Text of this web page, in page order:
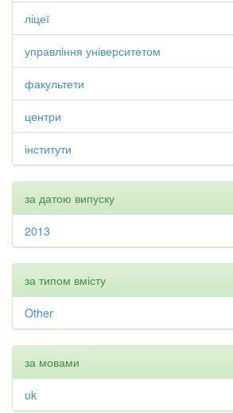
ліцеї
управління університетом
факультети
центри
інститути
за датою випуску
2013
за типом вмісту
Other
за мовами
uk